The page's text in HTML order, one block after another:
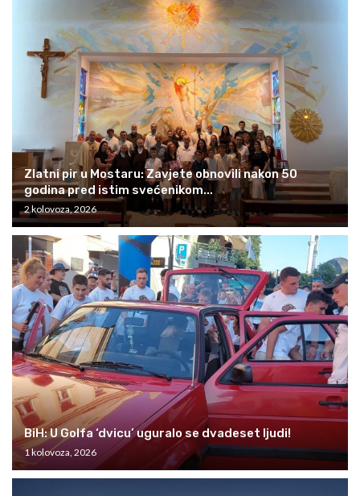
Zlatni pir u Mostaru: Zavjete obnovili nakon 50
godina pred istim svećenikom...
2 kolovoza, 2026
BiH: U Golfa ‘dvicu’ uguralo se dvadeset ljudi!
1 kolovoza, 2026